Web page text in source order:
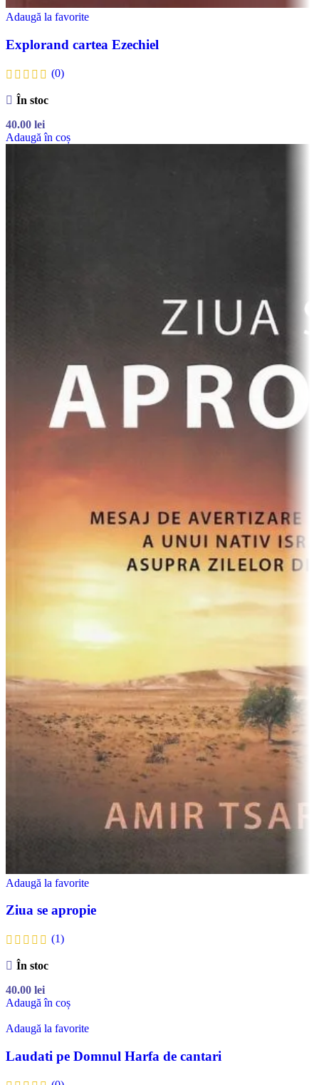
Adaugă la favorite
Explorand cartea Ezechiel
(0)
În stoc
40.00 lei
Adaugă în coș
Adaugă la favorite
Ziua se apropie
(1)
În stoc
40.00 lei
Adaugă în coș
Adaugă la favorite
Laudati pe Domnul Harfa de cantari